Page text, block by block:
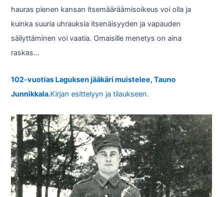
hauras pienen kansan itsemääräämisoikeus voi olla ja
kuinka suuria uhrauksia itsenäisyyden ja vapauden
säilyttäminen voi vaatia. Omaisille menetys on aina
raskas…
102-vuotias Laguksen jääkäri muistelee, Tauno
Junnikkala.Kirjan esittelyyn ja tilaukseen.